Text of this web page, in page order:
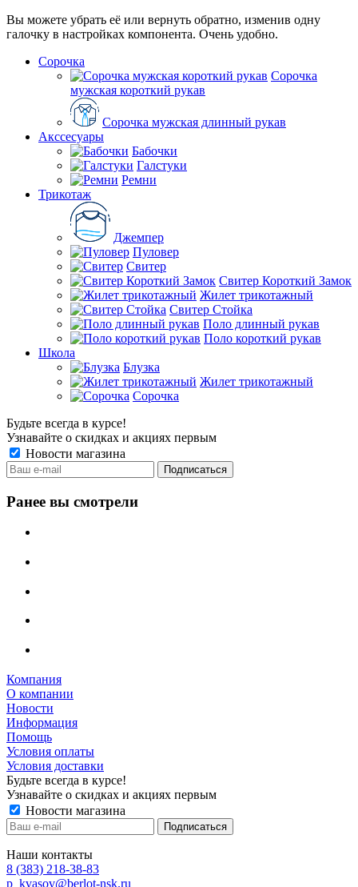
Вы можете убрать её или вернуть обратно, изменив одну
галочку в настройках компонента. Очень удобно.
Сорочка
Сорочка
мужская короткий рукав
Сорочка мужская длинный рукав
Акссесуары
Бабочки
Галстуки
Ремни
Трикотаж
Джемпер
Пуловер
Свитер
Свитер Короткий Замок
Жилет трикотажный
Свитер Стойка
Поло длинный рукав
Поло короткий рукав
Школа
Блузка
Жилет трикотажный
Сорочка
Будьте всегда в курсе!
Узнавайте о скидках и акциях первым
Новости магазина
Ранее вы смотрели
Компания
О компании
Новости
Информация
Помощь
Условия оплаты
Условия доставки
Будьте всегда в курсе!
Узнавайте о скидках и акциях первым
Новости магазина
Наши контакты
8 (383) 218-38-83
p_kvasov@berlot-nsk.ru